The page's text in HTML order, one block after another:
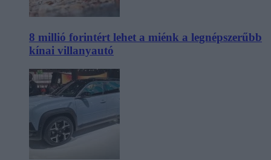
8 millió forintért lehet a miénk a legnépszerűbb
kínai villanyautó